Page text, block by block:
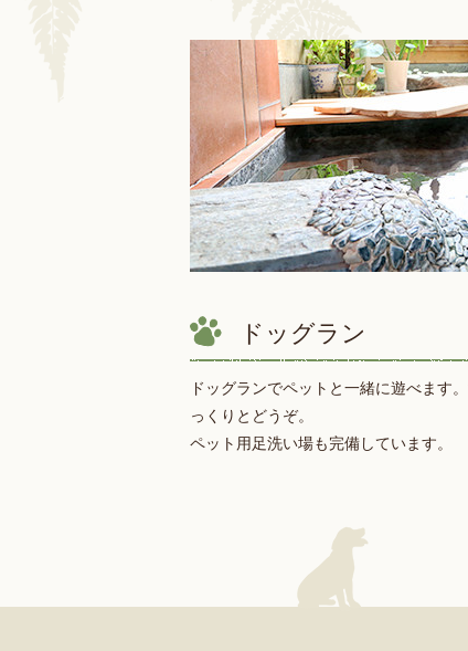
ドッグラン
ドッグランでペットと一緒に遊べます
っくりとどうぞ。
ペット用足洗い場も完備しています。